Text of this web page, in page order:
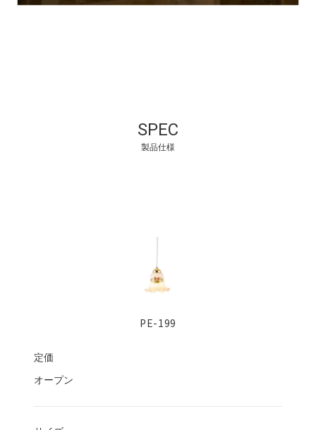
SPEC
製品仕様
PE-199
定価
オープン